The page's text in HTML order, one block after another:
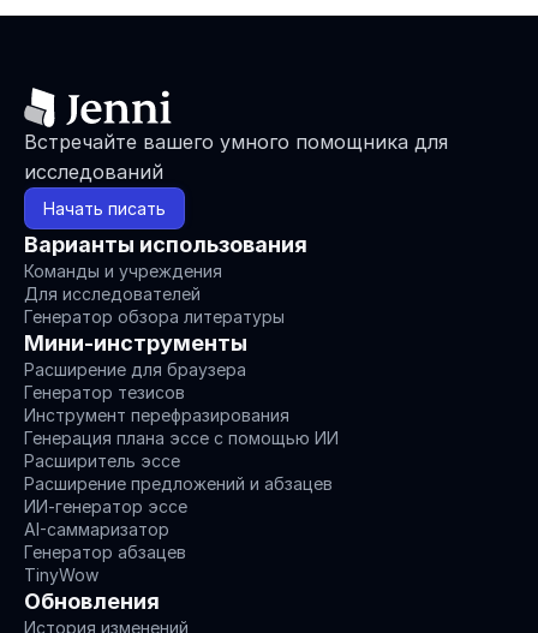
Встречайте вашего умного помощника для
исследований
Начать писать
Варианты использования
Команды и учреждения
Для исследователей
Генератор обзора литературы
Мини-инструменты
Расширение для браузера
Генератор тезисов
Инструмент перефразирования
Генерация плана эссе с помощью ИИ
Расширитель эссе
Расширение предложений и абзацев
ИИ-генератор эссе
AI-саммаризатор
Генератор абзацев
TinyWow
Обновления
История изменений